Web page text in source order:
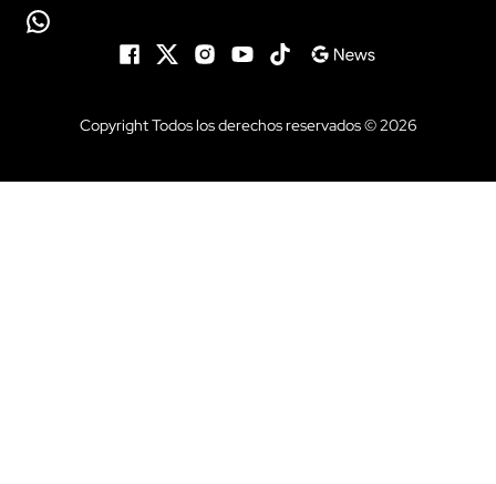
Copyright Todos los derechos reservados © 2026